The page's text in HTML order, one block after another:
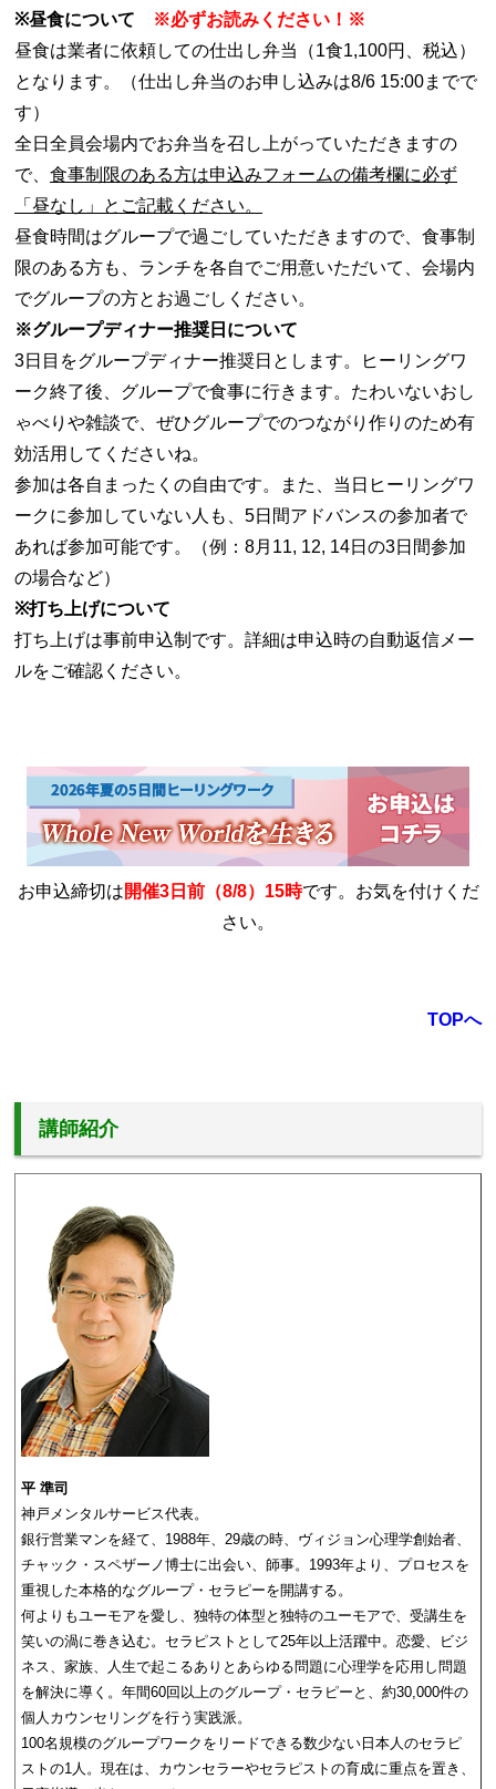
※昼食について
※必ずお読みください！※
昼食は業者に依頼しての仕出し弁当（1食1,100円、税込）
となります。（仕出し弁当のお申し込みは8/6 15:00までで
す）
全日全員会場内でお弁当を召し上がっていただきますの
で、 食事制限のある方は申込みフォームの備考欄に必ず
「昼なし」とご記載ください。
昼食時間はグループで過ごしていただきますので、食事制
限のある方も、ランチを各自でご用意いただいて、会場内
でグループの方とお過ごしください。
※グループディナー推奨日について
3日目をグループディナー推奨日とします。ヒーリングワ
ーク終了後、グループで食事に行きます。たわいないおし
ゃべりや雑談で、ぜひグループでのつながり作りのため有
効活用してくださいね。
参加は各自まったくの自由です。また、当日ヒーリングワ
ークに参加していない人も、5日間アドバンスの参加者で
あれば参加可能です。（例：8月11, 12, 14日の3日間参加
の場合など）
※打ち上げについて
打ち上げは事前申込制です。詳細は申込時の自動返信メー
ルをご確認ください。
お申込締切は開催3日前（8/8）15時です。お気を付けくだ
さい。
TOPへ
講師紹介
平 準司
神戸メンタルサービス代表。
銀行営業マンを経て、1988年、29歳の時、ヴィジョン心理学創始者、
チャック・スペザーノ博士に出会い、師事。1993年より、プロセスを
重視した本格的なグループ・セラピーを開講する。
何よりもユーモアを愛し、独特の体型と独特のユーモアで、受講生を
笑いの渦に巻き込む。セラピストとして25年以上活躍中。恋愛、ビジ
ネス、家族、人生で起こるありとあらゆる問題に心理学を応用し問題
を解決に導く。年間60回以上のグループ・セラピーと、約30,000件の
個人カウンセリングを行う実践派。
100名規模のグループワークをリードできる数少ない日本人のセラピ
ストの1人。現在は、カウンセラーやセラピストの育成に重点を置き、